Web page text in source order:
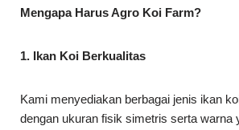
Mengapa Harus Agro Koi Farm?
1. Ikan Koi Berkualitas
Kami menyediakan berbagai jenis ikan
dengan ukuran fisik simetris serta warna